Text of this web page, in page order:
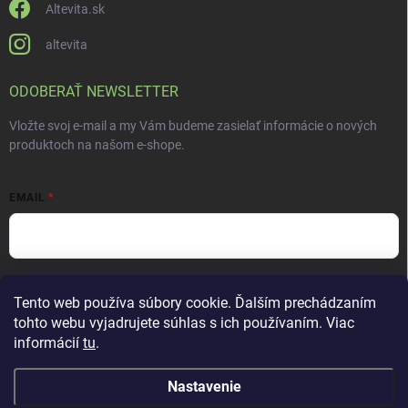
Tento web používa súbory cookie. Ďalším prechádzaním
tohto webu vyjadrujete súhlas s ich používaním. Viac
informácií tu.
Nastavenie
Altevita.sk
altevita
ODOBERAŤ NEWSLETTER
Vložte svoj e-mail a my Vám budeme zasielať informácie o nových
produktoch na našom e-shope.
EMAIL
Prihlásiť sa